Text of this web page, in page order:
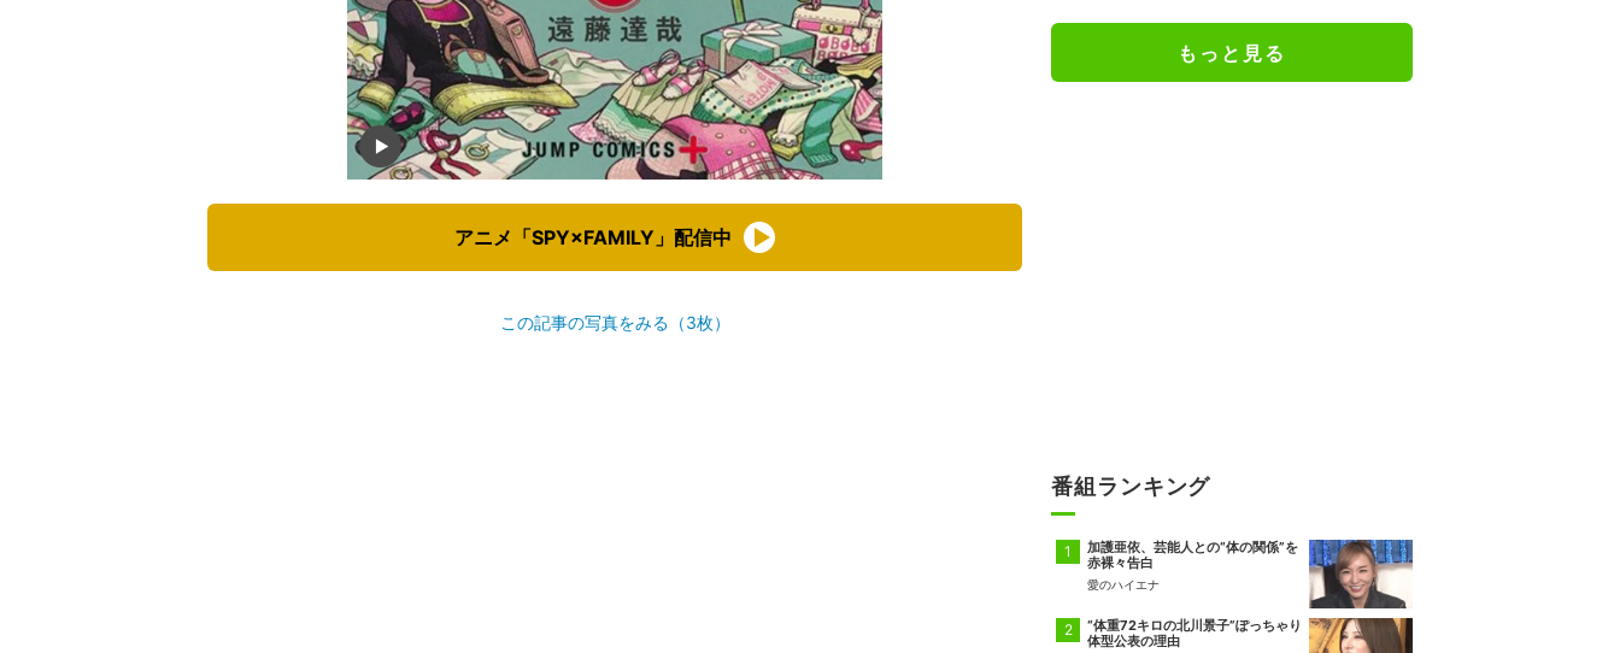
アニメ「SPY×FAMILY」配信中
この記事の写真をみる（3枚）
もっと見る
番組ランキング
加護亜依、芸能人との“体の関係”を
赤裸々告白
愛のハイエナ
“体重72キロの北川景子”ぽっちゃり
体型公表の理由